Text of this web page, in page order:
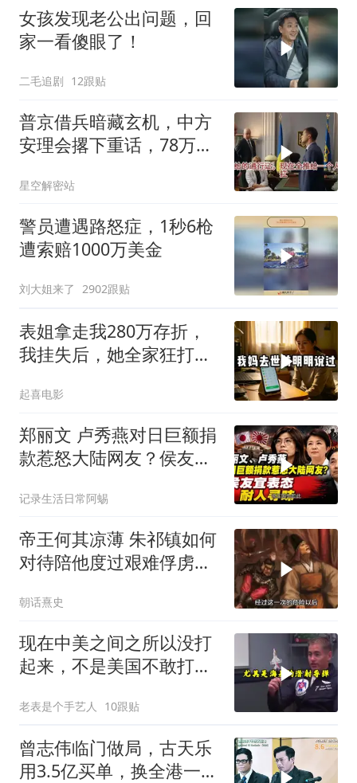
女孩发现老公出问题，回
家一看傻眼了！
二毛追剧 12跟贴
普京借兵暗藏玄机，中方
安理会撂下重话，78万件
星空解密站
警员遭遇路怒症，1秒6枪
遭索赔1000万美金
刘大姐来了 2902跟贴
表姐拿走我280万存折，
我挂失后，她全家狂打
起喜电影
郑丽文 卢秀燕对日巨额捐
款惹怒大陆网友？侯友宜
记录生活日常阿蜴
帝王何其凉薄 朱祁镇如何
对待陪他度过艰难俘虏生
朝话熹史
现在中美之间之所以没打
起来，不是美国不敢打或
老表是个手艺人 10跟贴
曾志伟临门做局，古天乐
用3.5亿买单，换全港一声